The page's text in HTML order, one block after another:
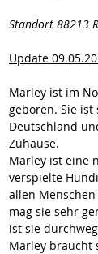
Standort 88213
Update
Marley ist im
geboren. Sie ist
Deutschland
Zuhause.
Marley ist eine
verspielte
allen
mag sie sehr
ist sie
Marley braucht